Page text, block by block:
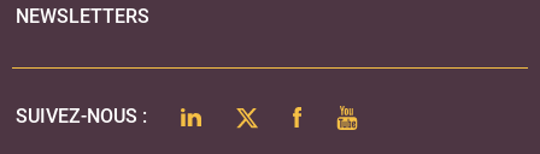
NEWSLETTERS
SUIVEZ-NOUS : LINKEDINTWITTERFACEBOOK
YOUTUBE